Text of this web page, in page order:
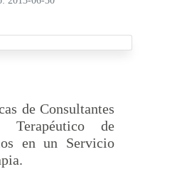
de Consultantes
Terapéutico de
en un Servicio